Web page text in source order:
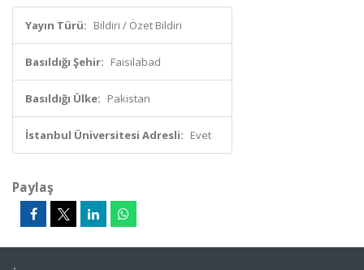
Yayın Türü: Bildiri / Özet Bildiri
Basıldığı Şehir: Faisilabad
Basıldığı Ülke: Pakistan
İstanbul Üniversitesi Adresli: Evet
Paylaş